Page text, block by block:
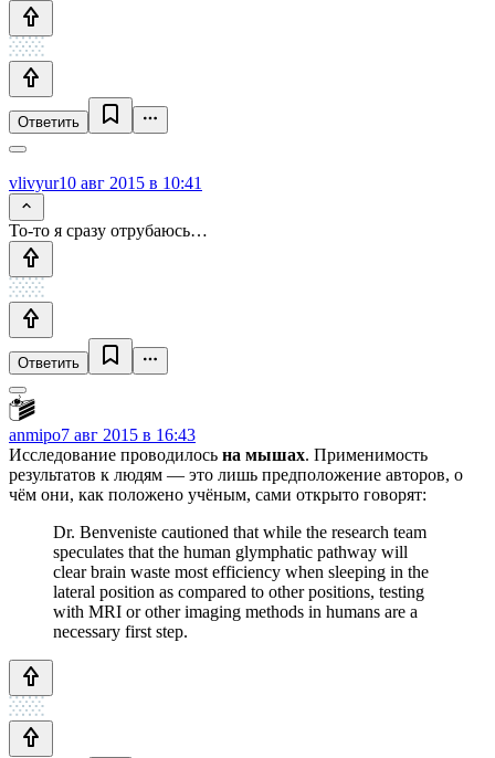
Ответить
vlivyur10 авг 2015 в 10:41
То-то я сразу отрубаюсь…
Ответить
anmipo7 авг 2015 в 16:43
Исследование проводилось на мышах. Применимость
результатов к людям — это лишь предположение авторов, о
чём они, как положено учёным, сами открыто говорят:
Dr. Benveniste cautioned that while the research team
speculates that the human glymphatic pathway will
clear brain waste most efficiency when sleeping in the
lateral position as compared to other positions, testing
with MRI or other imaging methods in humans are a
necessary first step.